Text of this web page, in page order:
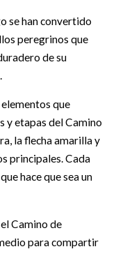
se han convertido
peregrinos que
de su
que
y etapas del Camino
la flecha amarilla y
principales. Cada
hace que sea un
Camino de
para compartir